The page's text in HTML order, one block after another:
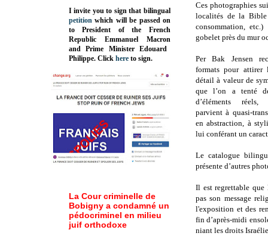
Ces photographies
localités de la Bible
consommation,
gobelet près du mur
Per Bak Jensen
formats pour attirer
détail à valeur de
que l’on a tenté
d’éléments
parvient à quasi-
en abstraction, à
lui conférant un
Le catalogue
présente d’autres
Il est regrettable
pas son message
l'exposition et des
fin d’après-midi
niant les droits
I invite you to sign that bilingual
petition which will be passed on
to President of the French
Republic Emmanuel Macron
and Prime MinisterEdouard
Philippe. Click here to sign.
La Cour criminelle de
Bobigny a condamné un
pédocriminel en milieu
juif orthodoxe